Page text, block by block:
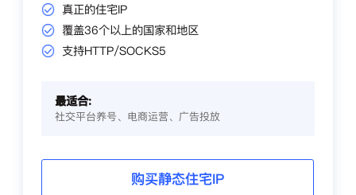
真正的住宅IP
覆盖36个以上的国家和地区
支持HTTP/SOCKS5
最适合:
社交平台养号、电商运营、广告投放
购买静态住宅IP